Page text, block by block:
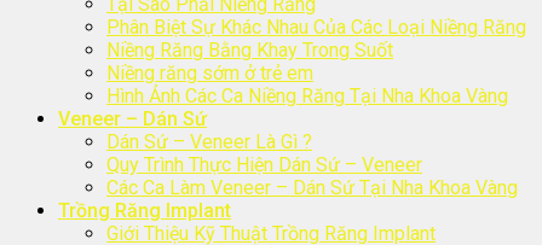
Phân Biệt Sự Khác Nhau Của Các Loại Niềng Răng
Niềng Răng Bằng Khay Trong Suốt
Niềng răng sớm ở trẻ em
Hình Ảnh Các Ca Niềng Răng Tại Nha Khoa Vàng
Veneer – Dán Sứ
Dán Sứ – Veneer Là Gì ?
Quy Trình Thực Hiện Dán Sứ – Veneer
Các Ca Làm Veneer – Dán Sứ Tại Nha Khoa Vàng
Trồng Răng Implant
Giới Thiệu Kỹ Thuật Trồng Răng Implant